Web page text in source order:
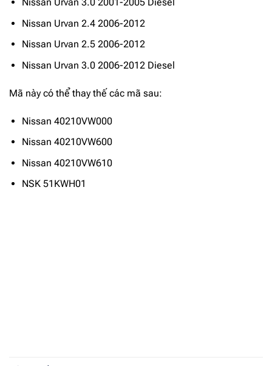
Nissan Urvan 2.4 2006-2012
Nissan Urvan 2.5 2006-2012
Nissan Urvan 3.0 2006-2012 Diesel
Mã này có thể thay thế các mã sau:
Nissan 40210VW000
Nissan 40210VW600
Nissan 40210VW610
NSK 51KWH01